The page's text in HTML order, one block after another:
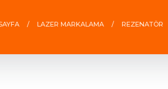
LAZER MARKALAMA REZENATÖR